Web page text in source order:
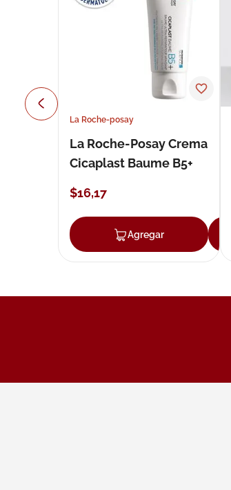
La Roche-posay
La Roche-Posay Crema
Cicaplast Baume B5+
$16,17
Agregar